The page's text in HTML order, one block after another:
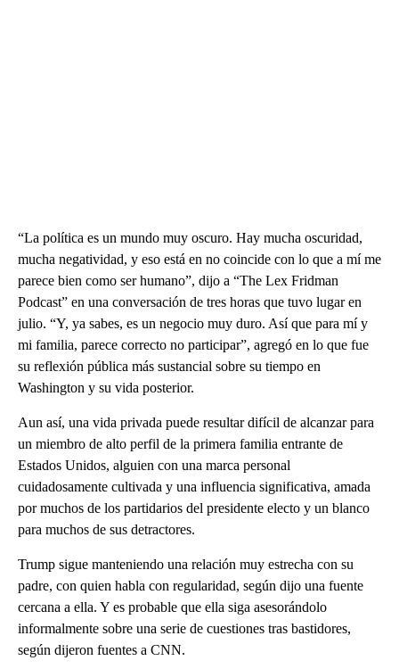
“La política es un mundo muy oscuro. Hay mucha oscuridad,
mucha negatividad, y eso está en no coincide con lo que a mí me
parece bien como ser humano”, dijo a “The Lex Fridman
Podcast” en una conversación de tres horas que tuvo lugar en
julio. “Y, ya sabes, es un negocio muy duro. Así que para mí y
mi familia, parece correcto no participar”, agregó en lo que fue
su reflexión pública más sustancial sobre su tiempo en
Washington y su vida posterior.
Aun así, una vida privada puede resultar difícil de alcanzar para
un miembro de alto perfil de la primera familia entrante de
Estados Unidos, alguien con una marca personal
cuidadosamente cultivada y una influencia significativa, amada
por muchos de los partidarios del presidente electo y un blanco
para muchos de sus detractores.
Trump sigue manteniendo una relación muy estrecha con su
padre, con quien habla con regularidad, según dijo una fuente
cercana a ella. Y es probable que ella siga asesorándolo
informalmente sobre una serie de cuestiones tras bastidores,
según dijeron fuentes a CNN.